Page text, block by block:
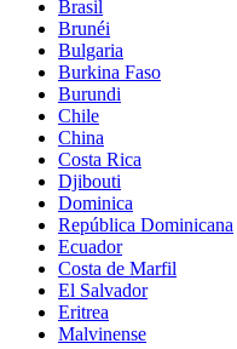
Brasil
Brunéi
Bulgaria
Burkina Faso
Burundi
Chile
China
Costa Rica
Djibouti
Dominica
República Dominicana
Ecuador
Costa de Marfil
El Salvador
Eritrea
Malvinense